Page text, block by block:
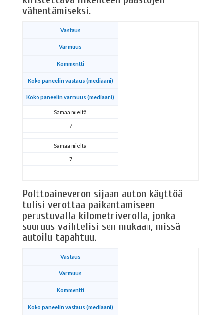
vähentämiseksi.
Vastaus
Varmuus
Kommentti
Koko paneelin vastaus (mediaani)
Koko paneelin varmuus (mediaani)
Samaa mieltä
7
Samaa mieltä
7
Polttoaineveron sijaan auton käyttöä
tulisi verottaa paikantamiseen
perustuvalla kilometriverolla, jonka
suuruus vaihtelisi sen mukaan, missä
autoilu tapahtuu.
Vastaus
Varmuus
Kommentti
Koko paneelin vastaus (mediaani)